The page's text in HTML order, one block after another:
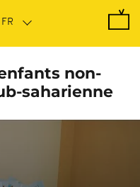
non-
saharienne